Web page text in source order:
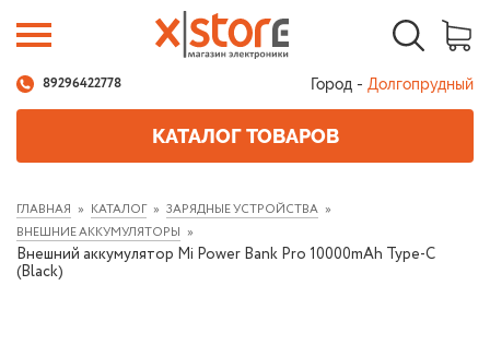
89296422778 Город - Долгопрудный
КАТАЛОГ ТОВАРОВ
ГЛАВНАЯ КАТАЛОГ
ЗАРЯДНЫЕ УСТРОЙСТВА
ВНЕШНИЕ АККУМУЛЯТОРЫ
Внешний аккумулятор Mi Power Bank Pro 10000mAh Type-C
(Black)